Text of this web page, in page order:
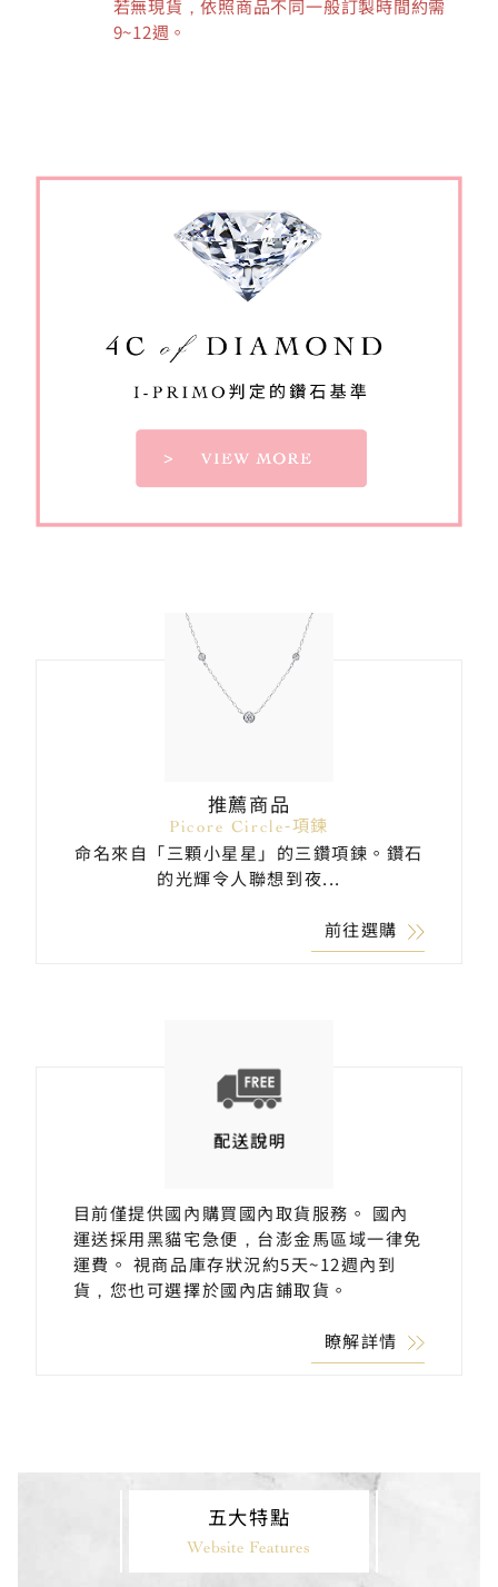
若無現貨，依照商品不同一般訂製時間約需
9~12週。
推薦商品
Picore Circle-項鍊
命名來自「三顆小星星」的三鑽項鍊。鑽石
的光輝令人聯想到夜...
前往選購
目前僅提供國內購買國內取貨服務。 國內
運送採用黑貓宅急便，台澎金馬區域一律免
運費。 視商品庫存狀況約5天~12週內到
貨，您也可選擇於國內店鋪取貨。
瞭解詳情
五大特點
Website Features